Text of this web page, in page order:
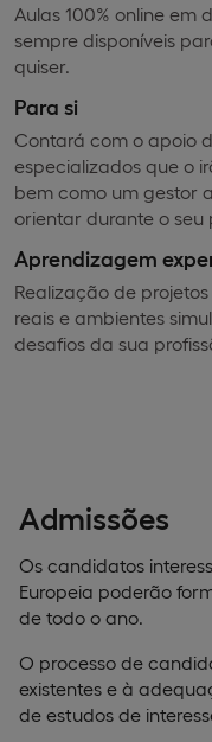
Aulas 100% online
sempre disponíveis
quiser.
Para si
Contará com o apoio
especializados que o
bem como um gestor
orientar durante o
Aprendizagem
Realização de
reais e ambientes
desafios da sua
Admissões
Os candidatos
Europeia poderão
de todo o ano.
O processo de
existentes e à
de estudos de